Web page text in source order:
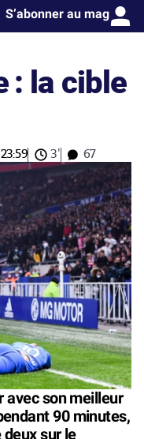
S’abonner au mag
: la cible
3' 67
avec son meilleur
90 minutes,
deux sur le